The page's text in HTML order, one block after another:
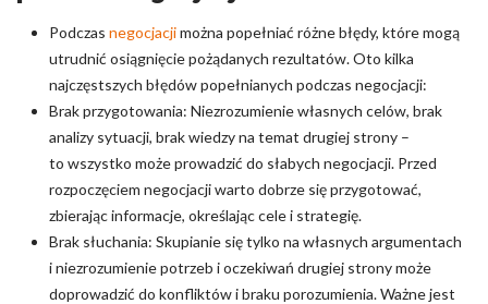
Podczas negocjacjimożna popełniać różne błędy, które mogą
utrudnić osiągnięcie pożądanych rezultatów. Oto kilka
najczęstszych błędów popełnianych podczas negocjacji:
Brak przygotowania: Niezrozumienie własnych celów, brak
analizy sytuacji, brak wiedzy na temat drugiej strony –
to wszystko może prowadzić do słabych negocjacji. Przed
rozpoczęciem negocjacji warto dobrze się przygotować,
zbierając informacje, określając cele i strategię.
Brak słuchania: Skupianie się tylko na własnych argumentach
i niezrozumienie potrzeb i oczekiwań drugiej strony może
doprowadzić do konfliktów i braku porozumienia. Ważne jest